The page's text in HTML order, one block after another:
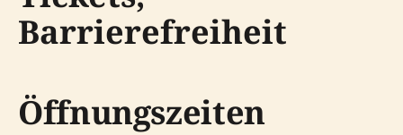
Barrierefreiheit
Öffnungszeiten